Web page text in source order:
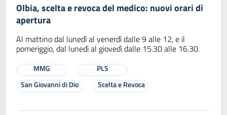
Olbia, scelta e revoca del medico: nuovi orari di
apertura
Al mattino dal lunedì al venerdì dalle 9 alle 12, e il
pomeriggio, dal lunedì al giovedì dalle 15.30 alle 16.30.
MMG
PLS
San Giovanni di Dio
Scelta e Revoca